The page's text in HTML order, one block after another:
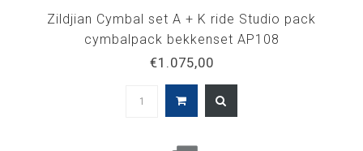
Zildjian Cymbal set A + K ride Studio pack
cymbalpack bekkenset AP108
€1.075,00